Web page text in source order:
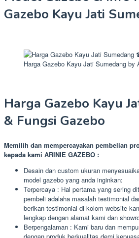
Gazebo Kayu Jati
Harga Gazebo Kayu Jati Sumedang
Harga Gazebo Kayu
& Fungsi Gazebo
Memilih dan mempercayakan pembelian
kepada kami ARINIE GAZEBO :
Desain dan custom ukuran
model gazebo yang anda inginkan:
Terpercaya : Hal pertama yang sering
pembeli adalaha masalah testimonial
berikan testimonial di kolom website
lengkap dengan alamat kami dan
Berpengalaman : Kami baru dan